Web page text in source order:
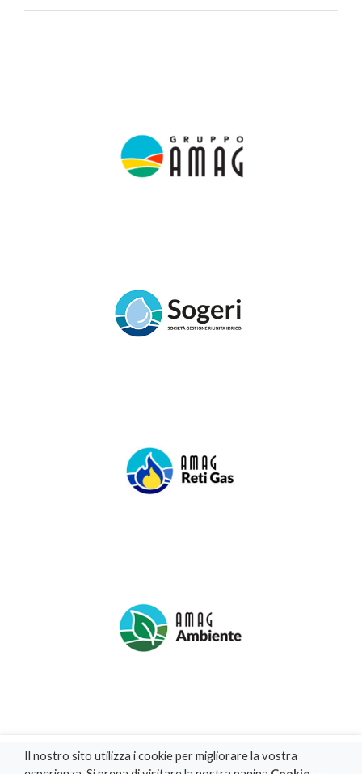
Il nostro sito utilizza i cookie per migliorare la vostra